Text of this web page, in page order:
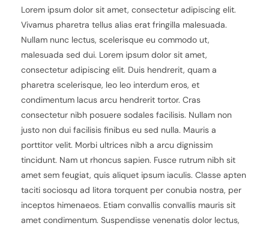
Lorem ipsum dolor sit amet, consectetur adipiscing elit.
Vivamus pharetra tellus alias erat fringilla malesuada.
Nullam nunc lectus, scelerisque eu commodo ut,
malesuada sed dui. Lorem ipsum dolor sit amet,
consectetur adipiscing elit. Duis hendrerit, quam a
pharetra scelerisque, leo leo interdum eros, et
condimentum lacus arcu hendrerit tortor. Cras
consectetur nibh posuere sodales facilisis. Nullam non
justo non dui facilisis finibus eu sed nulla. Mauris a
porttitor velit. Morbi ultrices nibh a arcu dignissim
tincidunt. Nam ut rhoncus sapien. Fusce rutrum nibh sit
amet sem feugiat, quis aliquet ipsum iaculis. Classe apten
taciti sociosqu ad litora torquent per conubia nostra, per
inceptos himenaeos. Etiam convallis convallis mauris sit
amet condimentum. Suspendisse venenatis dolor lectus,